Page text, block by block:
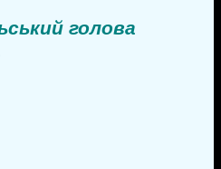
голова